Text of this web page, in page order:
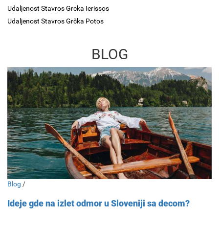
Udaljenost Stavros Grcka Ierissos
Udaljenost Stavros Grčka Potos
BLOG
Blog /
Ideje gde na izlet odmor u Sloveniji sa decom?